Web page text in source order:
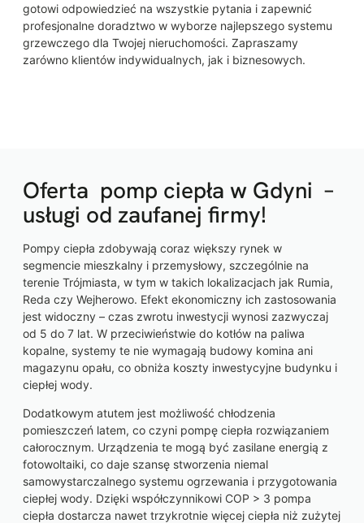
gotowi odpowiedzieć na wszystkie pytania i zapewnić
profesjonalne doradztwo w wyborze najlepszego systemu
grzewczego dla Twojej nieruchomości. Zapraszamy
zarówno klientów indywidualnych, jak i biznesowych.
Oferta pomp ciepła w Gdyni –
usługi od zaufanej firmy!
Pompy ciepła zdobywają coraz większy rynek w
segmencie mieszkalny i przemysłowy, szczególnie na
terenie Trójmiasta, w tym w takich lokalizacjach jak Rumia,
Reda czy Wejherowo. Efekt ekonomiczny ich zastosowania
jest widoczny – czas zwrotu inwestycji wynosi zazwyczaj
od 5 do 7 lat. W przeciwieństwie do kotłów na paliwa
kopalne, systemy te nie wymagają budowy komina ani
magazynu opału, co obniża koszty inwestycyjne budynku i
ciepłej wody.
Dodatkowym atutem jest możliwość chłodzenia
pomieszczeń latem, co czyni pompę ciepła rozwiązaniem
całorocznym. Urządzenia te mogą być zasilane energią z
fotowoltaiki, co daje szansę stworzenia niemal
samowystarczalnego systemu ogrzewania i przygotowania
ciepłej wody. Dzięki współczynnikowi COP > 3 pompa
ciepła dostarcza nawet trzykrotnie więcej ciepła niż zużytej